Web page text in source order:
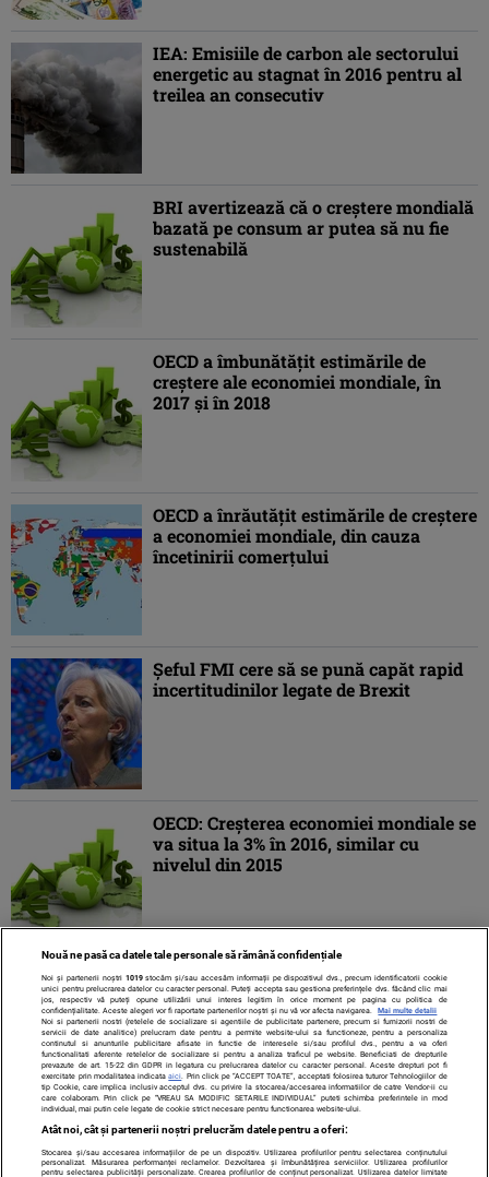
IEA: Emisiile de carbon ale sectorului
energetic au stagnat în 2016 pentru al
treilea an consecutiv
BRI avertizează că o creştere mondială
bazată pe consum ar putea să nu fie
sustenabilă
OECD a îmbunătăţit estimările de
creştere ale economiei mondiale, în
2017 şi în 2018
OECD a înrăutăţit estimările de creştere
a economiei mondiale, din cauza
încetinirii comerţului
Şeful FMI cere să se pună capăt rapid
incertitudinilor legate de Brexit
OECD: Creşterea economiei mondiale se
va situa la 3% în 2016, similar cu
nivelul din 2015
1 2 3 »
Contact Despre noi Termeni și condiții
Nouă ne pasă ca datele tale personale să rămână confidențiale
Noi și partenerii noștri 1019stocăm și/sau accesăm informații pe dispozitivul dvs., precum identificatorii cookie
unici pentru prelucrarea datelor cu caracter personal. Puteți accepta sau gestiona preferințele dvs. făcând clic mai
jos, respectiv vă puteți opune utilizării unui interes legitim în orice moment pe pagina cu politica de
confidențialitate. Aceste alegeri vor fi raportate partenerilor noștri și nu vă vor afecta navigarea.
Mai multe detalii
Noi si partenerii nostri (retelele de socializare si agentiile de publicitate partenere, precum si furnizorii nostri de
servicii de date analitice) prelucram date pentru a permite website-ului sa functioneze, pentru a personaliza
continutul si anunturile publicitare afisate in functie de interesele si/sau profilul dvs., pentru a va oferi
functionalitati aferente retelelor de socializare si pentru a analiza traficul pe website. Beneficiati de drepturile
prevazute de art. 15-22 din GDPR in legatura cu prelucrarea datelor cu caracter personal. Aceste drepturi pot fi
exercitate prin modalitatea indicataaici . Prin click pe “ACCEPT TOATE”, acceptati folosirea tuturor Tehnologiilor de
tip Cookie, care implica inclusiv acceptul dvs. cu privire la stocarea/accesarea informatiilor de catre Vendor-ii cu
care colaboram. Prin click pe “VREAU SA MODIFIC SETARILE INDIVIDUAL” puteti schimba preferintele in mod
individual, mai putin cele legate de cookie strict necesare pentru functionarea website-ului.
Atât noi, cât și partenerii noștri prelucrăm datele pentru a oferi:
Stocarea și/sau accesarea informațiilor de pe un dispozitiv. Utilizarea profilurilor pentru selectarea conținutului
personalizat. Măsurarea performanței reclamelor. Dezvoltarea și îmbunătățirea serviciilor. Utilizarea profilurilor
pentru selectarea publicității personalizate. Crearea profilurilor de conținut personalizat. Utilizarea datelor limitate